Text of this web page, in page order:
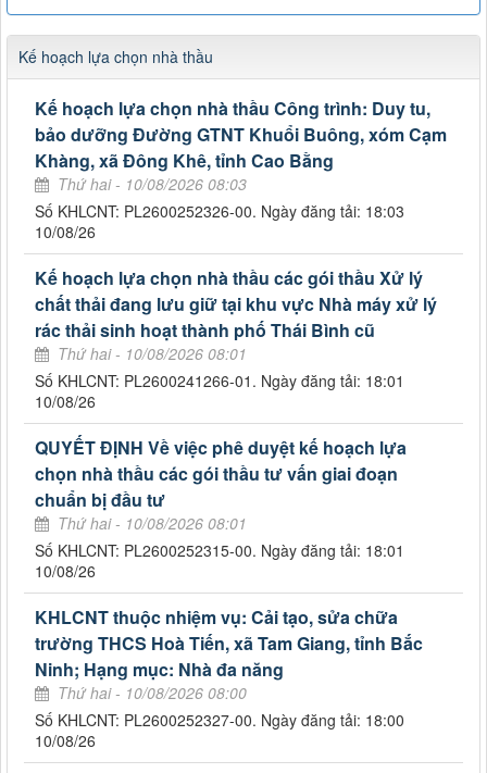
Kế hoạch lựa chọn nhà thầu
Kế hoạch lựa chọn nhà thầu Công trình: Duy tu,
bảo dưỡng Đường GTNT Khuổi Buông, xóm Cạm
Khàng, xã Đông Khê, tỉnh Cao Bằng
Thứ hai - 10/08/2026 08:03
Số KHLCNT: PL2600252326-00. Ngày đăng tải: 18:03
10/08/26
Kế hoạch lựa chọn nhà thầu các gói thầu Xử lý
chất thải đang lưu giữ tại khu vực Nhà máy xử lý
rác thải sinh hoạt thành phố Thái Bình cũ
Thứ hai - 10/08/2026 08:01
Số KHLCNT: PL2600241266-01. Ngày đăng tải: 18:01
10/08/26
QUYẾT ĐỊNH Về việc phê duyệt kế hoạch lựa
chọn nhà thầu các gói thầu tư vấn giai đoạn
chuẩn bị đầu tư
Thứ hai - 10/08/2026 08:01
Số KHLCNT: PL2600252315-00. Ngày đăng tải: 18:01
10/08/26
KHLCNT thuộc nhiệm vụ: Cải tạo, sửa chữa
trường THCS Hoà Tiến, xã Tam Giang, tỉnh Bắc
Ninh; Hạng mục: Nhà đa năng
Thứ hai - 10/08/2026 08:00
Số KHLCNT: PL2600252327-00. Ngày đăng tải: 18:00
10/08/26